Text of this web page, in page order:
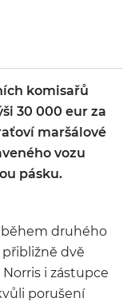
komisařů
30 000 eur za
maršálové
vozu
pásku.
během druhého
dvě
i zástupce
porušení